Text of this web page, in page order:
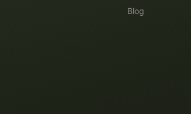
Blog